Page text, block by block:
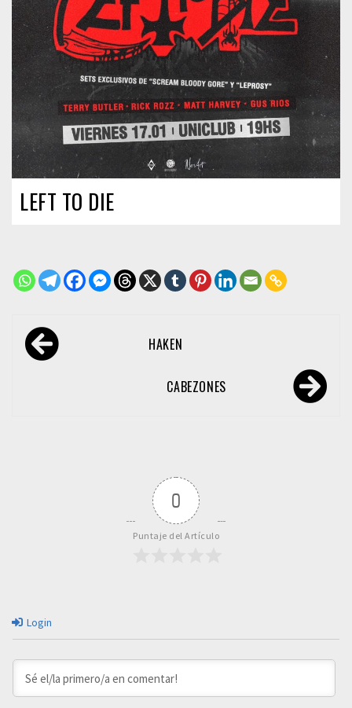
LEFT TO DIE
Navegación
de HAKEN
CABEZONES
0
Puntaje del Artículo
Login